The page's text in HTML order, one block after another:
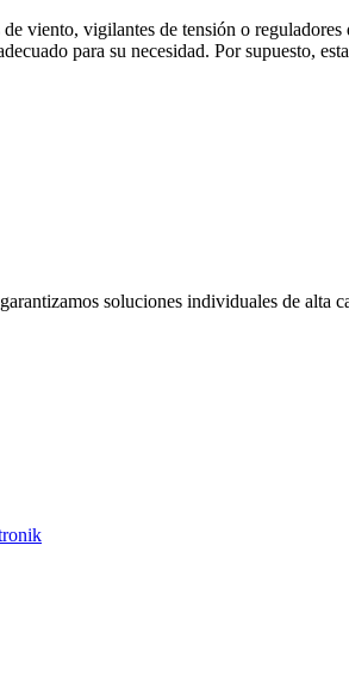
viento, vigilantes de tensión o
para su necesidad. Por supuesto,
soluciones individuales de alta